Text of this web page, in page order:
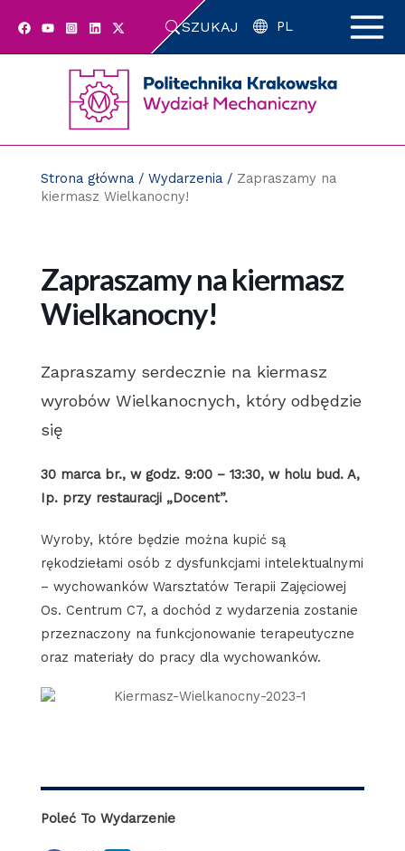
SZUKAJ PL
Strona główna/ Wydarzenia/ Zapraszamy na
kiermasz Wielkanocny!
Zapraszamy na kiermasz
Wielkanocny!
Zapraszamy serdecznie na kiermasz
wyrobów Wielkanocnych, który odbędzie
się
30 marca br., w godz. 9:00 – 13:30, w holu bud. A,
Ip. przy restauracji „Docent”.
Wyroby, które będzie można kupić są
rękodziełami osób z dysfunkcjami intelektualnymi
– wychowanków Warsztatów Terapii Zajęciowej
Os. Centrum C7, a dochód z wydarzenia zostanie
przeznaczony na funkcjonowanie terapeutyczne
oraz materiały do pracy dla wychowanków.
Poleć To Wydarzenie